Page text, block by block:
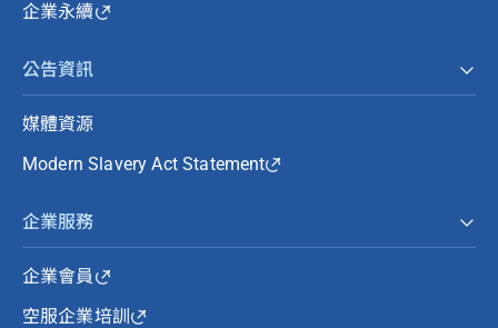
企業永續
公告資訊
媒體資源
Modern Slavery Act Statement
企業服務
企業會員
空服企業培訓